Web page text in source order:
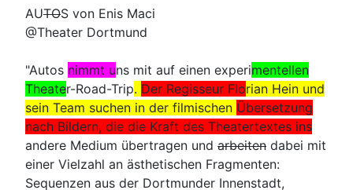
AUTOS von Enis Maci
@Theater Dortmund
"Autos nimmt uns mit auf einen experimentellen
Theater-Road-Trip. Der Regisseur Florian Hein und
sein Team suchen in der filmischen Übersetzung
nach Bildern, die die Kraft des Theatertextes ins
andere Medium übertragen und arbeiten dabei mit
einer Vielzahl an ästhetischen Fragmenten:
Sequenzen aus der Dortmunder Innenstadt,